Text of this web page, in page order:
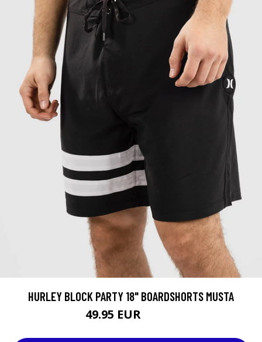
HURLEY BLOCK PARTY 18" BOARDSHORTS MUSTA
49.95 EUR